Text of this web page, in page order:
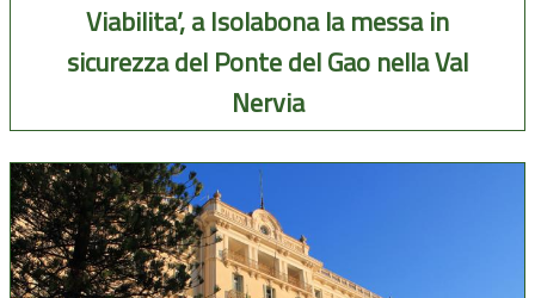
Viabilita’, a Isolabona la messa in
sicurezza del Ponte del Gao nella Val
Nervia